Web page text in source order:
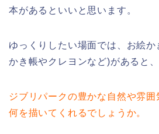
本があるといいと思います。
ゆっくりしたい場面では、お絵
かき帳やクレヨンなど)があると
ジブリパークの豊かな自然や雰
何を描いてくれるでしょうか。